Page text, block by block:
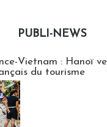
PUBLI-NEWS
Vietnam : Hanoï
du tourisme